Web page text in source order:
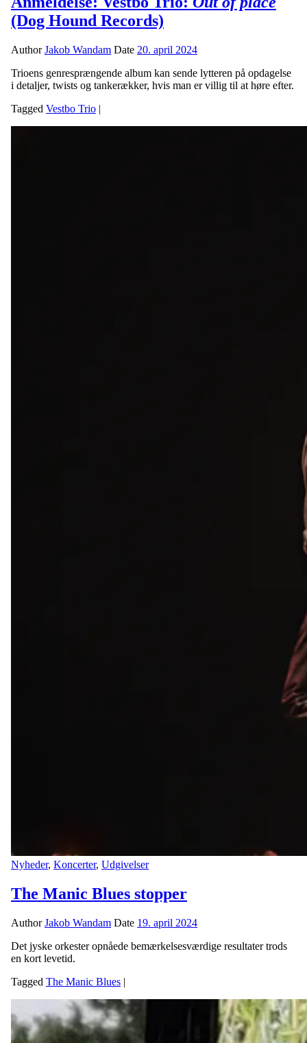
(Dog Hound Records)
AuthorJakob Wandam Date 20. april 2024
Trioens genresprængende album kan sende lytteren på opdagelse
i detaljer, twists og tankerækker, hvis man er villig til at høre efter.
Tagged Vestbo Trio |
Nyheder, Koncerter, Udgivelser
The Manic Blues stopper
AuthorJakob Wandam Date 19. april 2024
Det jyske orkester opnåede bemærkelsesværdige resultater trods
en kort levetid.
Tagged The Manic Blues |